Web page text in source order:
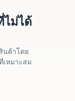
ไม่ได้
นค้าโดย
เหมาะสม